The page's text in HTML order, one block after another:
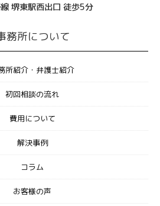
堺東駅西出口 徒歩5分
務所について
所紹介・弁護士紹介
初回相談の流れ
費用について
解決事例
コラム
お客様の声